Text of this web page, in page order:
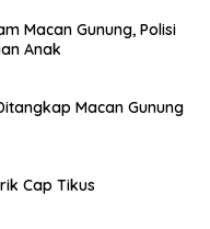
Macan Gunung, Polisi
Anak
Macan Gunung
Cap Tikus